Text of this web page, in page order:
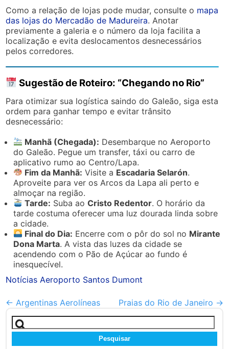
Como a relação de lojas pode mudar, consulte o mapa
das lojas do Mercadão de Madureira. Anotar
previamente a galeria e o número da loja facilita a
localização e evita deslocamentos desnecessários
pelos corredores.
Sugestão de Roteiro: “Chegando no Rio”
Para otimizar sua logística saindo do Galeão, siga esta
ordem para ganhar tempo e evitar trânsito
desnecessário:
Manhã (Chegada): Desembarque no Aeroporto
do Galeão. Pegue um transfer, táxi ou carro de
aplicativo rumo ao Centro/Lapa.
Fim da Manhã: Visite a Escadaria Selarón.
Aproveite para ver os Arcos da Lapa ali perto e
almoçar na região.
Tarde: Suba aoCristo Redentor. O horário da
tarde costuma oferecer uma luz dourada linda sobre
a cidade.
Final do Dia: Encerre com o pôr do sol no Mirante
Dona Marta. A vista das luzes da cidade se
acendendo com o Pão de Açúcar ao fundo é
inesquecível.
Notícias Aeroporto Santos Dumont
Outros
artigos
← Argentinas Aerolíneas Praias do Rio de Janeiro →
Pesquisar
por: